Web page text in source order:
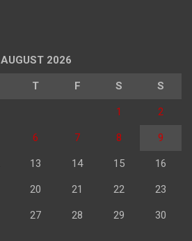
AUGUST 2026
T F S S
1 2
6 7 8 9
13 14 15 16
20 21 22 23
27 28 29 30